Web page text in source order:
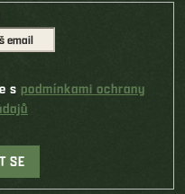
s podmínkami ochrany
SE